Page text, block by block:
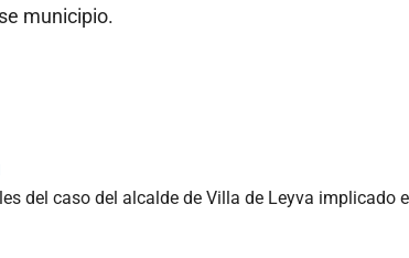
municipio.
del caso del alcalde de Villa de Leyva implicado